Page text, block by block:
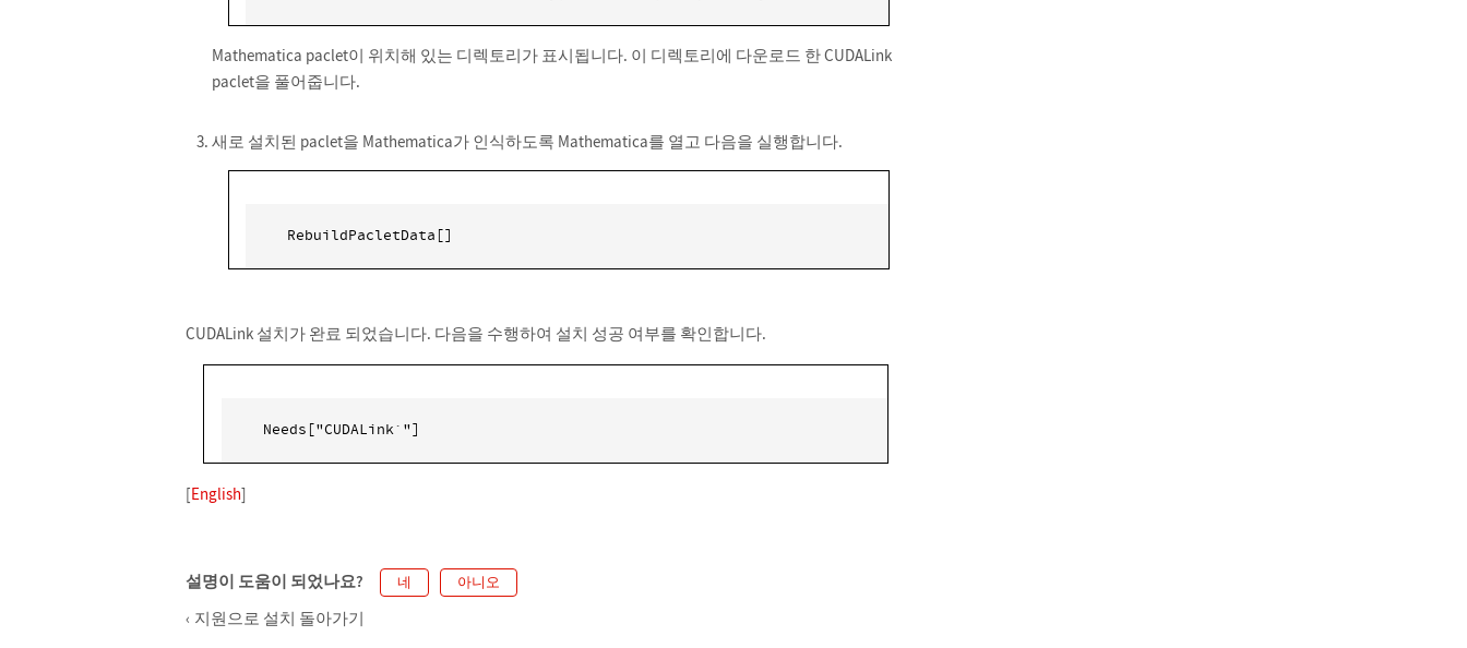
Mathematica paclet이 위치해 있는 디렉토리가 표시됩니다. 이 디렉토리에 다운로드 한 CUDALink
paclet을 풀어줍니다.
새로 설치된 paclet을 Mathematica가 인식하도록 Mathematica를 열고 다음을 실행합니다.
RebuildPacletData[]
CUDALink 설치가 완료 되었습니다. 다음을 수행하여 설치 성공 여부를 확인합니다.
Needs["CUDALink`"]
[English]
설명이 도움이 되었나요? 네 아니오
지원으로 설치 돌아가기